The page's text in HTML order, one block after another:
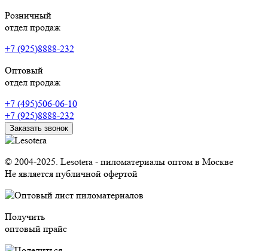
Розничный
отдел продаж
+7 (925)8888-232
Оптовый
отдел продаж
+7 (495)506-06-10
+7 (925)8888-232
Заказать звонок
© 2004-2025. Lesotera - пиломатериалы оптом в Москве
Не является публичной офертой
Получить
оптовый прайс